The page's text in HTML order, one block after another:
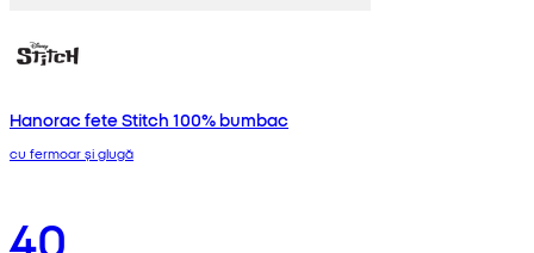
Hanorac fete Stitch 100% bumbac
cu fermoar și glugă
40